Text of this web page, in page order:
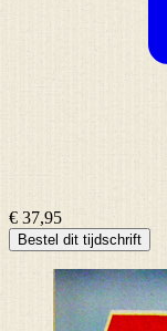
€ 37,95
Bestel dit tijdschrift